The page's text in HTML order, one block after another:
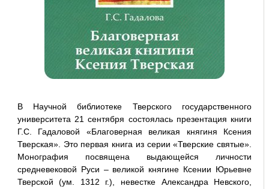
В Научной библиотеке Тверского государственного
университета 21 сентября состоялась презентация книги
Г.С. Гадаловой «Благоверная великая княгиня Ксения
Тверская». Это первая книга из серии «Тверские святые».
Монография посвящена выдающейся личности
средневековой Руси – великой княгине Ксении Юрьевне
Тверской (ум. 1312 г.), невестке Александра Невского,